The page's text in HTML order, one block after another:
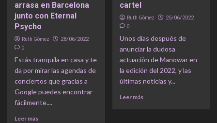
arrasa en Barcelona
junto con Eternal
Psycho
Ruth Gómez 28/06/2022
0
Estás tranquila en casa y te
da por mirar las agendas de
conciertos que gracias a
Google puedes encontrar
fácilmente....
Leer más
cartel
Ruth Gómez 25/06/2022
0
Unos días después de
anunciar la dudosa
actuación de Manowar en
la edición del 2022, y las
últimas noticias y...
Leer más